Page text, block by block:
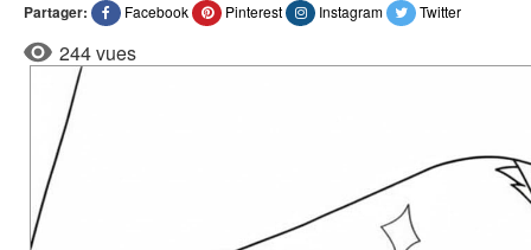
Partager: Facebook Pinterest Instagram Twitter
244 vues